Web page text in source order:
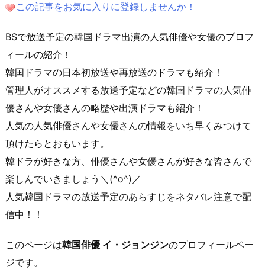
この記事をお気に入りに登録しませんか！
BSで放送予定の韓国ドラマ出演の人気俳優や女優のプロフ
ィールの紹介！
韓国ドラマの日本初放送や再放送のドラマも紹介！
管理人がオススメする放送予定などの韓国ドラマの人気俳
優さんや女優さんの略歴や出演ドラマも紹介！
人気の人気俳優さんや女優さんの情報をいち早くみつけて
頂けたらとおもいます。
韓ドラが好きな方、俳優さんや女優さんが好きな皆さんで
楽しんでいきましょう＼(^o^)／
人気韓国ドラマの放送予定のあらすじをネタバレ注意で配
信中！！
このページは韓国俳優 イ・ジョンジンのプロフィールペー
ジです。